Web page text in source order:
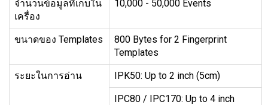
จำนวนข้อมูลที่เก็บใน
เครื่อง
10,000 - 50,000 Events
ขนาดของ Templates
800 Bytes for 2 Fingerprint
Templates
ระยะในการอ่าน IPK50: Up to 2 inch (5cm)
IPC80 / IPC170: Up to 4 inch